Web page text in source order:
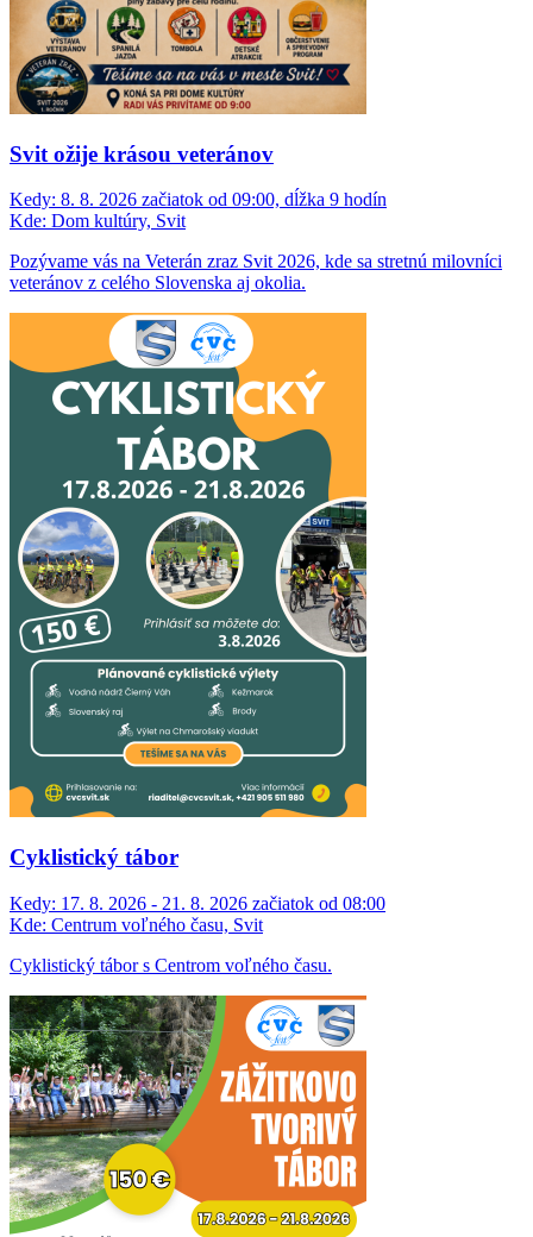
Svit ožije krásou veteránov
Kedy: 8. 8. 2026 začiatok od 09:00, dĺžka 9 hodín
Kde: Dom kultúry, Svit
Pozývame vás na Veterán zraz Svit 2026, kde sa stretnú milovníci
veteránov z celého Slovenska aj okolia.
Cyklistický tábor
Kedy: 17. 8. 2026 - 21. 8. 2026 začiatok od 08:00
Kde: Centrum voľného času, Svit
Cyklistický tábor s Centrom voľného času.